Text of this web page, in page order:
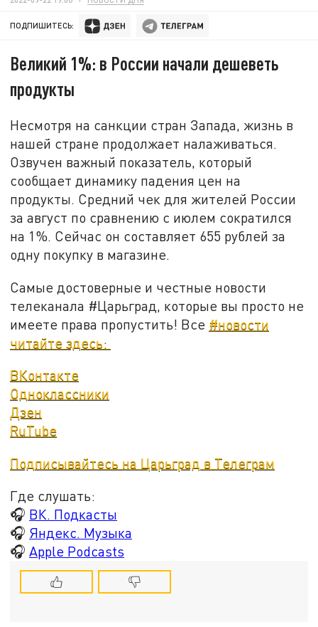
ПОДПИШИТЕСЬ:
Великий 1%: в России начали дешеветь
продукты
Несмотря на санкции стран Запада, жизнь в
нашей стране продолжает налаживаться.
Озвучен важный показатель, который
сообщает динамику падения цен на
продукты. Средний чек для жителей России
за август по сравнению с июлем сократился
на 1%. Сейчас он составляет 655 рублей за
одну покупку в магазине.
Самые достоверные и честные новости
телеканала #Царьград, которые вы просто не
имеете права пропустить! Все #новости
читайте здесь:
ВКонтакте
Одноклассники
Дзен
RuTube
Подписывайтесь на Царьград в Телеграм
Где слушать:
🎧 ВК. Подкасты
🎧 Яндекс. Музыка
🎧Apple Podcasts